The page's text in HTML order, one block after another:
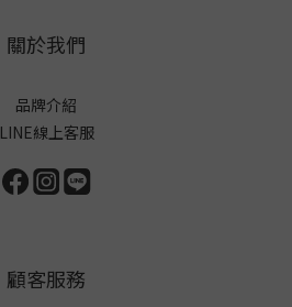
關於我們
品牌介紹
LINE線上客服
顧客服務